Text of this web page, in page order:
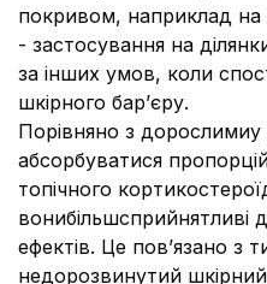
покривом, наприклад на
- застосування на
за інших умов, коли
шкірного бар’єру.
Порівняно з дорослимиу
абсорбуватися
топічного
вонибільшсприйнятливі
ефектів. Це пов’язано з
недорозвинутий шкірний